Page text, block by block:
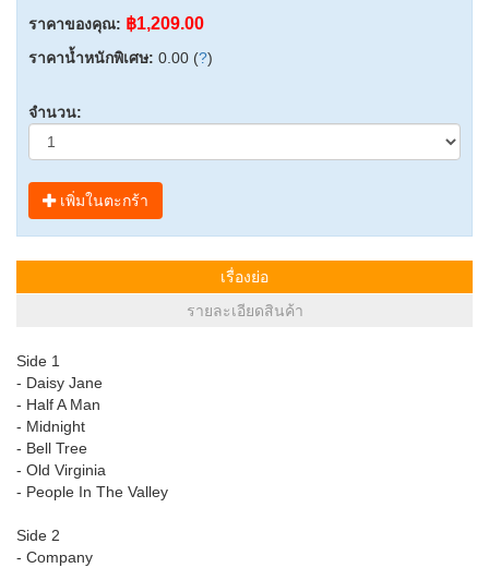
ราคาของคุณ: ฿1,209.00
ราคาน้ำหนักพิเศษ: 0.00 (?)
จำนวน:
เพิ่มในตะกร้า
เรื่องย่อ
รายละเอียดสินค้า
Side 1
- Daisy Jane
- Half A Man
- Midnight
- Bell Tree
- Old Virginia
- People In The Valley
Side 2
- Company